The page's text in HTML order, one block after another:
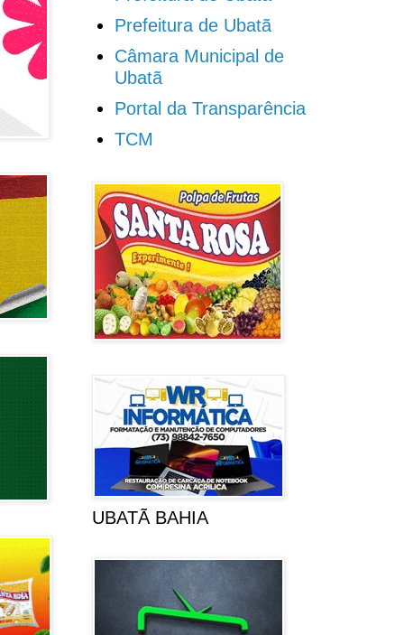
Prefeitura de Ubatã
Câmara Municipal de
Ubatã
Portal da Transparência
TCM
UBATÃ BAHIA